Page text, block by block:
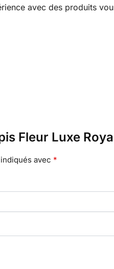
avec des produits
Fleur Luxe
avec *